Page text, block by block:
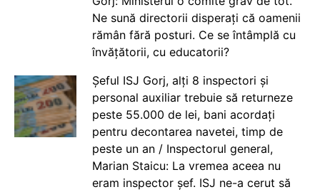
Ne sună directorii disperați că oamenii
rămân fără posturi. Ce se întâmplă cu
învățătorii, cu educatorii?
Șeful ISJ Gorj, alți 8 inspectori și
personal auxiliar trebuie să returneze
peste 55.000 de lei, bani acordați
pentru decontarea navetei, timp de
peste un an / Inspectorul general,
Marian Staicu: La vremea aceea nu
eram inspector șef. ISJ ne-a cerut să